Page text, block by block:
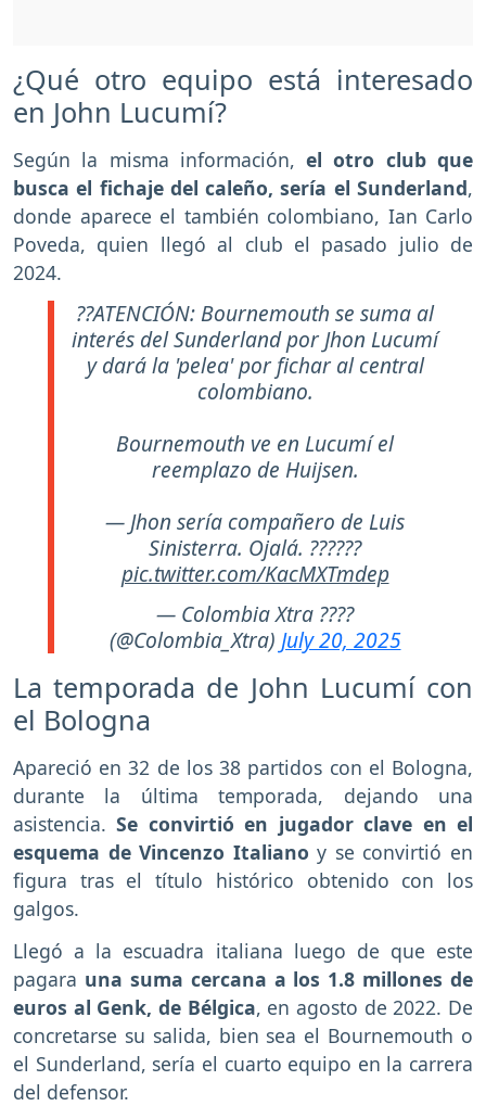
¿Qué otro equipo está interesado
en John Lucumí?
Según la misma información,el otro club que
busca el fichaje del caleño, sería el Sunderland,
donde aparece el también colombiano, Ian Carlo
Poveda, quien llegó al club el pasado julio de
2024.
??ATENCIÓN: Bournemouth se suma al
interés del Sunderland por Jhon Lucumí
y dará la 'pelea' por fichar al central
colombiano.
Bournemouth ve en Lucumí el
reemplazo de Huijsen.
— Jhon sería compañero de Luis
Sinisterra. Ojalá. ??????
pic.twitter.com/KacMXTmdep
— Colombia Xtra ????
(@Colombia_Xtra) July 20, 2025
La temporada de John Lucumí con
el Bologna
Apareció en 32 de los 38 partidos con el Bologna,
durante la última temporada, dejando una
asistencia.Se convirtió en jugador clave en el
esquema de Vincenzo Italiano y se convirtió en
figura tras el título histórico obtenido con los
galgos.
Llegó a la escuadra italiana luego de que este
pagara una suma cercana a los 1.8 millones de
euros al Genk, de Bélgica, en agosto de 2022. De
concretarse su salida, bien sea el Bournemouth o
el Sunderland, sería el cuarto equipo en la carrera
del defensor.